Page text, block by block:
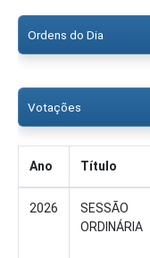
Ordens do Dia
Votações
Ano Título
2026
SESSÃO
ORDINÁRIA